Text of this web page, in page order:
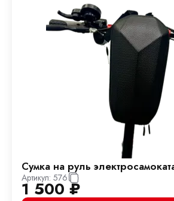
Сумка на руль
Артикул: 576
1 500₽